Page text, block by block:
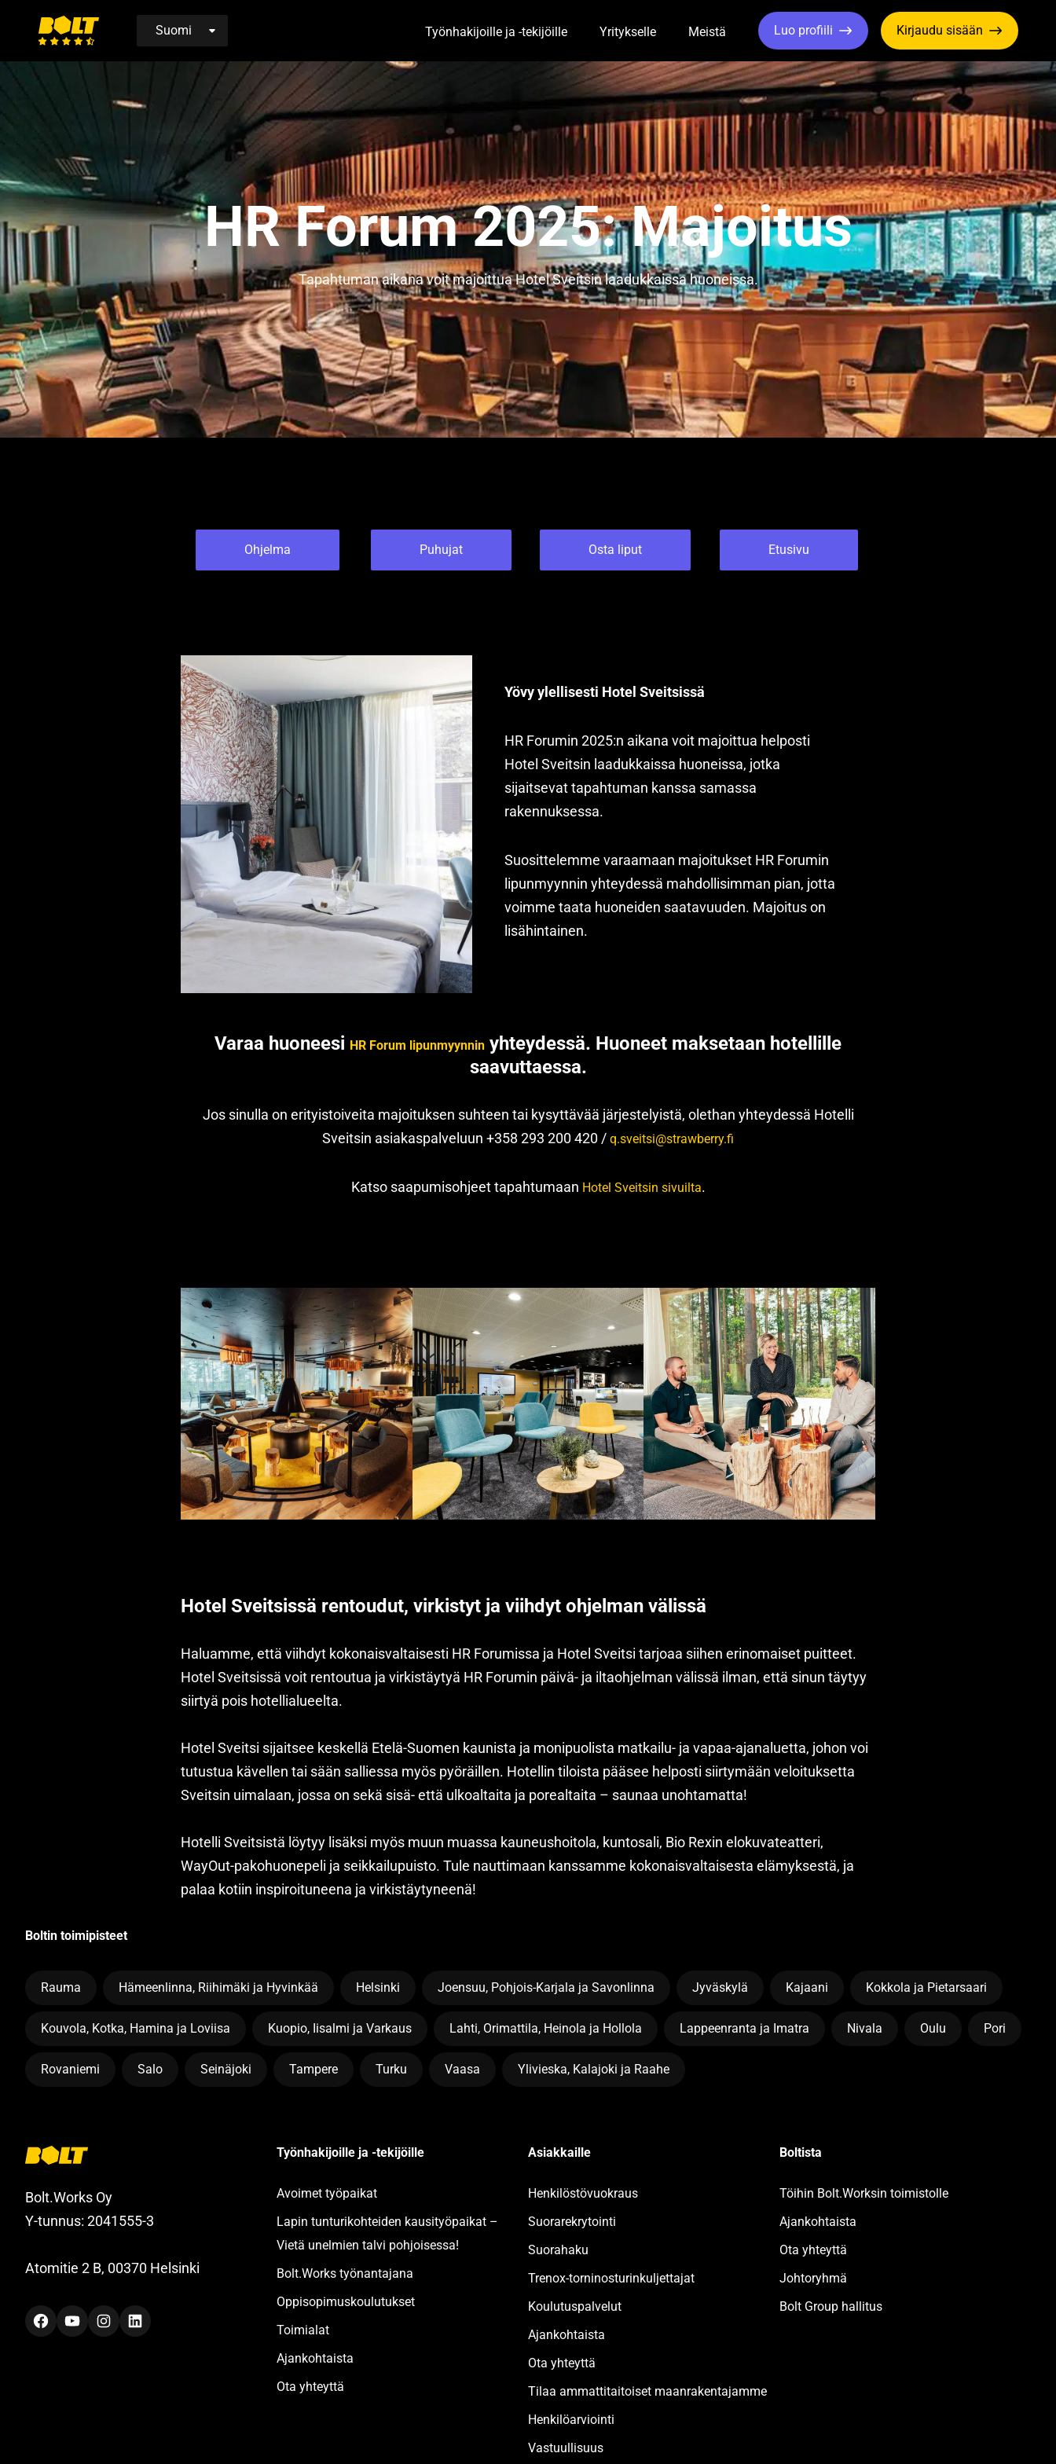
Siirry
Työnhakijoille ja -tekijöille Toggle Dropdown
Yritykselle Toggle Dropdown
Meistä Toggle Dropdown
Luo profiili Kirjaudu sisään
HR Forum 2025: Majoitus
Tapahtuman aikana voit majoittua Hotel Sveitsin laadukkaissa huoneissa.
Ohjelma Puhujat Osta liput Etusivu
Yövy ylellisesti Hotel Sveitsissä
HR Forumin 2025:n aikana voit majoittua helposti
Hotel Sveitsin laadukkaissa huoneissa, jotka
sijaitsevat tapahtuman kanssa samassa
rakennuksessa.
Suosittelemme varaamaan majoitukset HR Forumin
lipunmyynnin yhteydessä mahdollisimman pian, jotta
voimme taata huoneiden saatavuuden. Majoitus on
lisähintainen.
Varaa huoneesi HR Forum lipunmyynnin yhteydessä. Huoneet maksetaan hotellille
saavuttaessa.
Jos sinulla on erityistoiveita majoituksen suhteen tai kysyttävää järjestelyistä, olethan yhteydessä Hotelli
Sveitsin asiakaspalveluun +358 293 200 420 / q.sveitsi@strawberry.fi
Katso saapumisohjeet tapahtumaan Hotel Sveitsin sivuilta.
Hotel Sveitsissä rentoudut, virkistyt ja viihdyt ohjelman välissä
Haluamme, että viihdyt kokonaisvaltaisesti HR Forumissa ja Hotel Sveitsi tarjoaa siihen erinomaiset puitteet.
Hotel Sveitsissä voit rentoutua ja virkistäytyä HR Forumin päivä- ja iltaohjelman välissä ilman, että sinun täytyy
siirtyä pois hotellialueelta.
Hotel Sveitsi sijaitsee keskellä Etelä-Suomen kaunista ja monipuolista matkailu- ja vapaa-ajanaluetta, johon voi
tutustua kävellen tai sään salliessa myös pyöräillen. Hotellin tiloista pääsee helposti siirtymään veloituksetta
Sveitsin uimalaan, jossa on sekä sisä- että ulkoaltaita ja porealtaita – saunaa unohtamatta!
Hotelli Sveitsistä löytyy lisäksi myös muun muassa kauneushoitola, kuntosali, Bio Rexin elokuvateatteri,
WayOut-pakohuonepeli ja seikkailupuisto. Tule nauttimaan kanssamme kokonaisvaltaisesta elämyksestä, ja
palaa kotiin inspiroituneena ja virkistäytyneenä!
Boltin toimipisteet
Rauma Hämeenlinna, Riihimäki ja Hyvinkää Helsinki Joensuu, Pohjois-Karjala ja Savonlinna Jyväskylä Kajaani Kokkola ja Pietarsaari
Kouvola, Kotka, Hamina ja Loviisa Kuopio, Iisalmi ja Varkaus Lahti, Orimattila, Heinola ja Hollola Lappeenranta ja Imatra Nivala Oulu Pori
Rovaniemi Salo Seinäjoki Tampere Turku Vaasa Ylivieska, Kalajoki ja Raahe
Bolt.Works Oy
Y-tunnus: 2041555-3
Atomitie 2 B, 00370 Helsinki
FacebookYouTubeInstagramLinkedIn
Työnhakijoille ja -tekijöille
Avoimet työpaikat
Lapin tunturikohteiden kausityöpaikat –
Vietä unelmien talvi pohjoisessa!
Bolt.Works työnantajana
Oppisopimuskoulutukset
Toimialat
Ajankohtaista
Ota yhteyttä
Asiakkaille
Henkilöstövuokraus
Suorarekrytointi
Suorahaku
Trenox-torninosturinkuljettajat
Koulutuspalvelut
Ajankohtaista
Ota yhteyttä
Tilaa ammattitaitoiset maanrakentajamme
Henkilöarviointi
Vastuullisuus
Boltista
Töihin Bolt.Worksin toimistolle
Ajankohtaista
Ota yhteyttä
Johtoryhmä
Bolt Group hallitus